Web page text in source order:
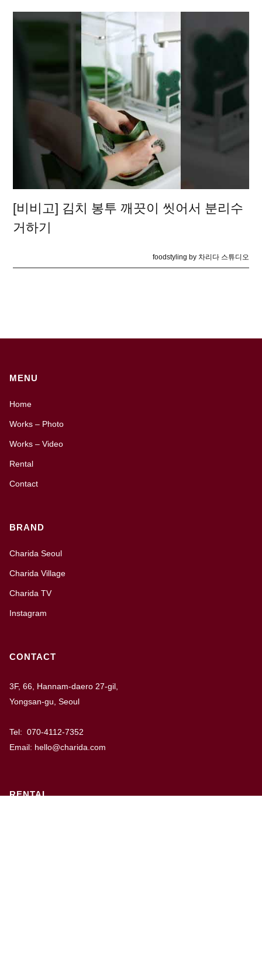
[비비고] 김치 봉투 깨끗이 씻어서 분리수
거하기
foodstyling by 차리다 스튜디오
MENU
Home
Works – Photo
Works – Video
Rental
Contact
BRAND
Charida Seoul
Charida Village
Charida TV
Instagram
CONTACT
3F, 66, Hannam-daero 27-gil,
Yongsan-gu, Seoul
Tel: 070-4112-7352
Email: hello@charida.com
RENTAL